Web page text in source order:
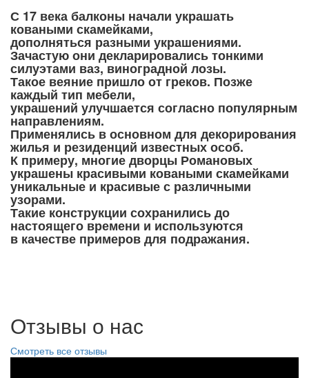
С 17 века балконы начали украшать
коваными скамейками,
дополняться разными украшениями.
Зачастую они декларировались тонкими
силуэтами ваз, виноградной лозы.
Такое веяние пришло от греков. Позже
каждый тип мебели,
украшений улучшается согласно популярным
направлениям.
Применялись в основном для декорирования
жилья и резиденций известных особ.
К примеру, многие дворцы Романовых
украшены красивыми коваными скамейками
уникальные и красивые с различными
узорами.
Такие конструкции сохранились до
настоящего времени и используются
в качестве примеров для подражания.
Отзывы о нас
Смотреть все отзывы